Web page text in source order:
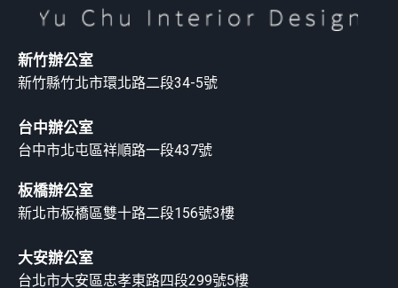
新竹辦公室
新竹縣竹北市環北路二段34-5號
台中辦公室
台中市北屯區祥順路一段437號
板橋辦公室
新北市板橋區雙十路二段156號3樓
大安辦公室
台北市大安區忠孝東路四段299號5樓